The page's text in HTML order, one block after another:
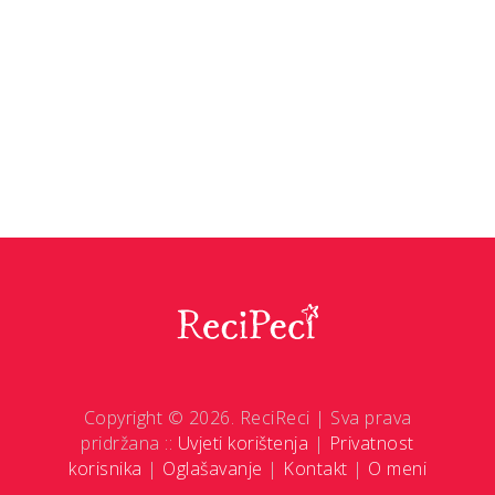
Copyright © 2026. ReciReci | Sva prava
pridržana :: Uvjeti korištenja | Privatnost
korisnika | Oglašavanje | Kontakt | O meni